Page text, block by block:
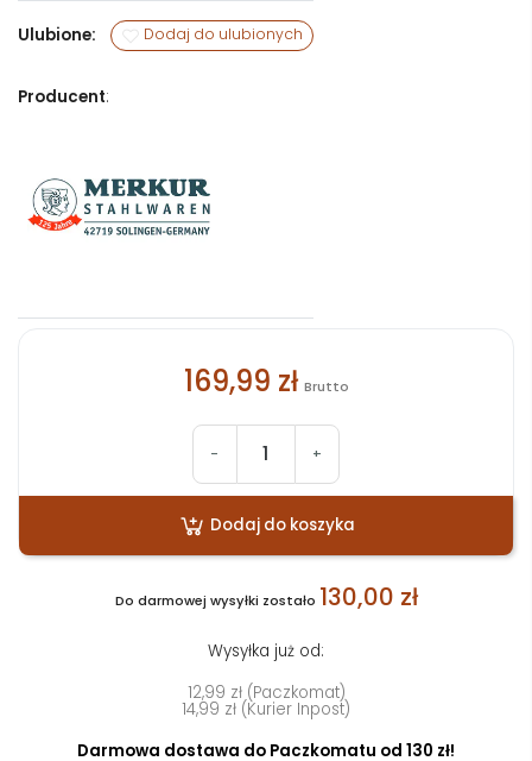
Ulubione: Dodaj do ulubionych
Producent:
169,99 zł Brutto
- +
Dodaj do koszyka
Do darmowej wysyłki zostało 130,00 zł
Wysyłka już od:
12,99 zł (Paczkomat)
14,99 zł (Kurier Inpost)
Darmowa dostawa do Paczkomatu od 130 zł!